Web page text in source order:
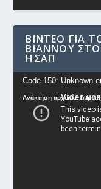
ΒΊΝΤΕΟ ΓΙΑ
ΒΙΆΝΝΟΥ
ΗΣΑΠ
Πρόγραμμα
Αναπαραγωγής
Βίντεο
Code 150: Unknown
Ανάκτηση αρχείου: